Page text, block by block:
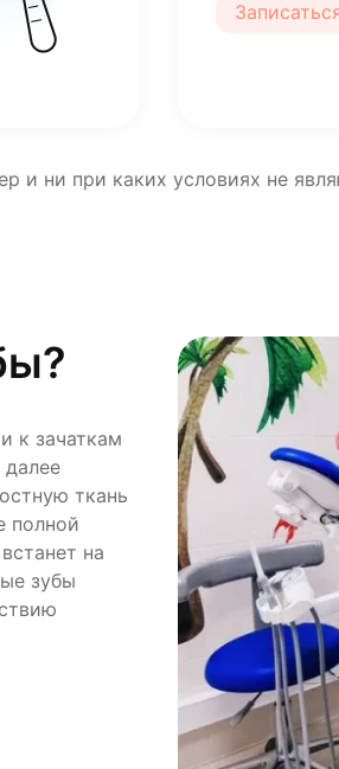
и ни при каких условиях не
к зачаткам
далее
ткань
полной
на
зубы